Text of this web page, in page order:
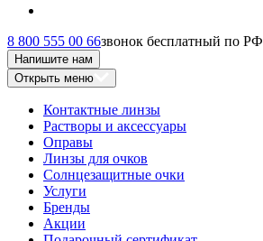
8 800 555 00 66звонок бесплатный по РФ
Напишите нам
Открыть меню
Контактные линзы
Растворы и аксессуары
Оправы
Линзы для очков
Солнцезащитные очки
Услуги
Бренды
Акции